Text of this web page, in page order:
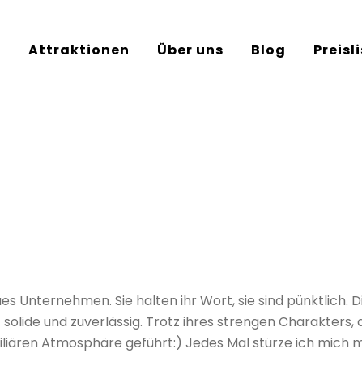
Attraktionen Über uns Blog
Unternehmen. Sie halten ihr Wort, sie sind pünktlich.
und zuverlässig. Trotz ihres strengen
Atmosphäre geführt:) Jedes Mal stürze ich mich